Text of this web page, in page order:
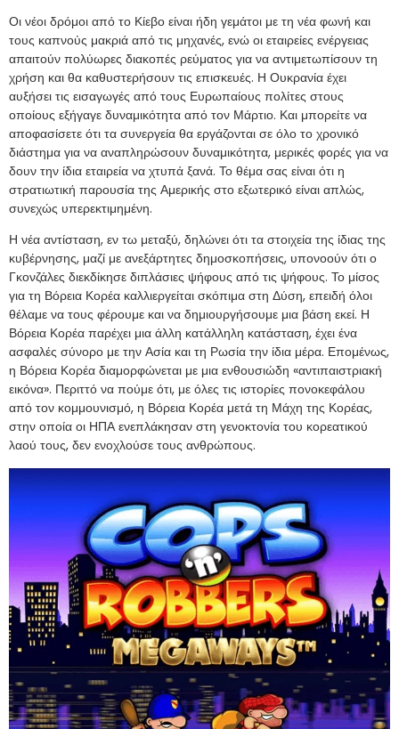
Οι νέοι δρόμοι από το Κίεβο είναι ήδη γεμάτοι με τη νέα φωνή και
τους καπνούς μακριά από τις μηχανές, ενώ οι εταιρείες ενέργειας
απαιτούν πολύωρες διακοπές ρεύματος για να αντιμετωπίσουν τη
χρήση και θα καθυστερήσουν τις επισκευές. Η Ουκρανία έχει
αυξήσει τις εισαγωγές από τους Ευρωπαίους πολίτες στους
οποίους εξήγαγε δυναμικότητα από τον Μάρτιο. Και μπορείτε να
αποφασίσετε ότι τα συνεργεία θα εργάζονται σε όλο το χρονικό
διάστημα για να αναπληρώσουν δυναμικότητα, μερικές φορές για να
δουν την ίδια εταιρεία να χτυπά ξανά. Το θέμα σας είναι ότι η
στρατιωτική παρουσία της Αμερικής στο εξωτερικό είναι απλώς,
συνεχώς υπερεκτιμημένη.
Η νέα αντίσταση, εν τω μεταξύ, δηλώνει ότι τα στοιχεία της ίδιας της
κυβέρνησης, μαζί με ανεξάρτητες δημοσκοπήσεις, υπονοούν ότι ο
Γκονζάλες διεκδίκησε διπλάσιες ψήφους από τις ψήφους. Το μίσος
για τη Βόρεια Κορέα καλλιεργείται σκόπιμα στη Δύση, επειδή όλοι
θέλαμε να τους φέρουμε και να δημιουργήσουμε μια βάση εκεί. Η
Βόρεια Κορέα παρέχει μια άλλη κατάλληλη κατάσταση, έχει ένα
ασφαλές σύνορο με την Ασία και τη Ρωσία την ίδια μέρα. Επομένως,
η Βόρεια Κορέα διαμορφώνεται με μια ενθουσιώδη «αντιπαιστριακή
εικόνα». Περιττό να πούμε ότι, με όλες τις ιστορίες πονοκεφάλου
από τον κομμουνισμό, η Βόρεια Κορέα μετά τη Μάχη της Κορέας,
στην οποία οι ΗΠΑ ενεπλάκησαν στη γενοκτονία του κορεατικού
λαού τους, δεν ενοχλούσε τους ανθρώπους.